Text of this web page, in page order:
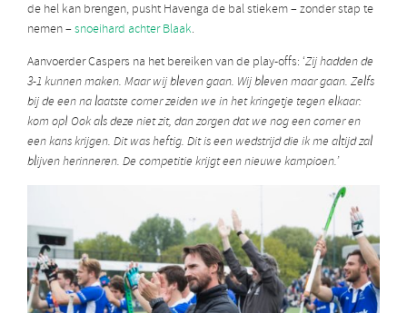
de hel kan brengen, pusht Havenga de bal stiekem – zonder stap te
nemen –snoeihard achter Blaak.
Aanvoerder Caspers na het bereiken van de play-offs: ‘Zij hadden de
3-1 kunnen maken. Maar wij bleven gaan. Wij bleven maar gaan. Zelfs
bij de een na laatste corner zeiden we in het kringetje tegen elkaar:
kom op! Ook als deze niet zit, dan zorgen dat we nog een corner en
een kans krijgen. Dit was heftig. Dit is een wedstrijd die ik me altijd zal
blijven herinneren. De competitie krijgt een nieuwe kampioen.’